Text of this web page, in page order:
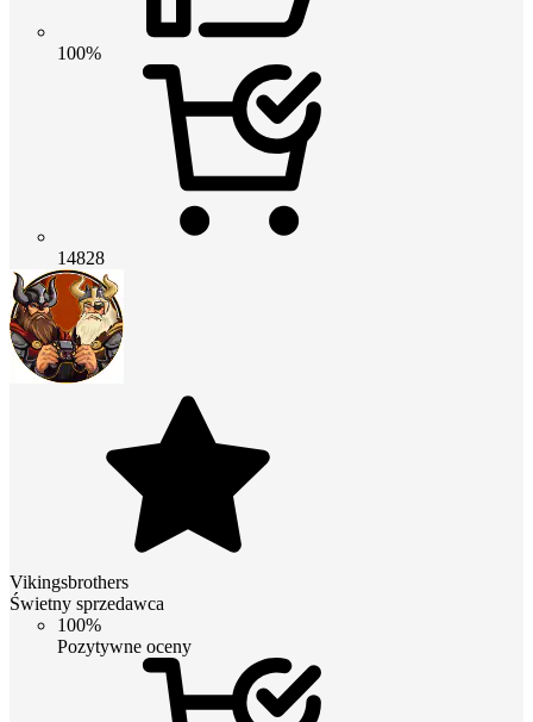
100%
14828
Vikingsbrothers
Świetny sprzedawca
100%
Pozytywne oceny